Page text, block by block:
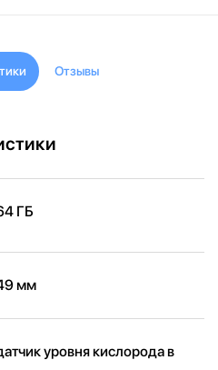
Отзывы
ГБ
мм
уровня кислорода в